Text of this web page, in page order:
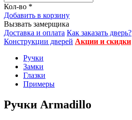
Кол-во *
Добавить в корзину
Вызвать замерщика
Доставка и оплата Как заказать дверь?
Конструкции дверей Акции и скидки
Ручки
Замки
Глазки
Примеры
Ручки Armadillo